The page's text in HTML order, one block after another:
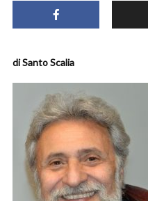
di Santo Scalia